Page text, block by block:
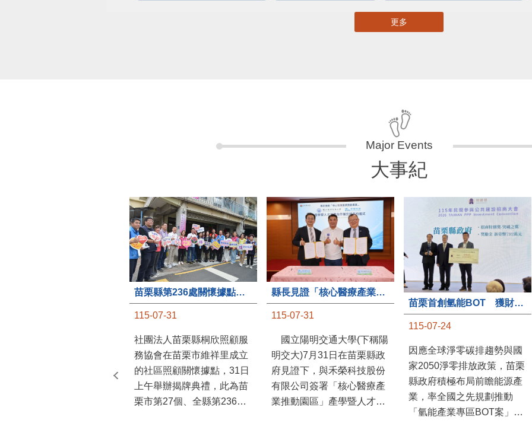
更多
大事紀
苗栗縣第236處關懷據點在苗栗市維祥里揭牌
115-07-31
社團法人苗栗縣桐欣照顧服
務協會在苗栗市維祥里成立
的社區照顧關懷據點，31日
上午舉辦揭牌典禮，此為苗
栗市第27個、全縣第236處
115-07-31
國立陽明交通大學(下稱陽
明交大)7月31日在苗栗縣政
府見證下，與禾榮科技股份
有限公司簽署「核心醫療產
業推動園區」產學暨人才培
苗栗首創氫能BOT 獲財政部「突破之翼」肯定
115-07-24
因應全球淨零碳排趨勢與國
家2050淨零排放政策，苗栗
縣政府積極布局前瞻能源產
業，率全國之先規劃推動
「氫能產業專區BOT案」，